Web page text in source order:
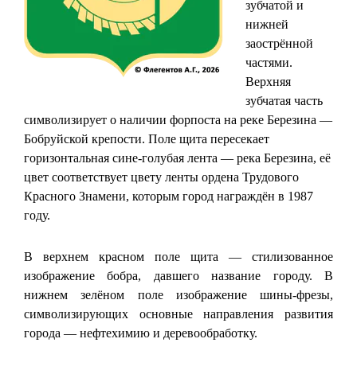
зубчатой и
нижней
заострённой
частями.
Верхняя
зубчатая часть
символизирует о наличии форпоста на реке Березина —
Бобруйской крепости. Поле щита пересекает
горизонтальная сине-голубая лента — река Березина, её
цвет соответствует цвету ленты ордена Трудового
Красного Знамени, которым город награждён в 1987
году.
В верхнем красном поле щита — стилизованное
изображение бобра, давшего название городу. В
нижнем зелёном поле изображение шины-фрезы,
символизирующих основные направления развития
города — нефтехимию и деревообработку.